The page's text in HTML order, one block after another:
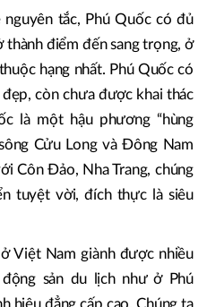
và cơ hội của Phú Quốc trở
đầu Việt Nam, thậm chí,
nguyên tắc, Phú Quốc có đủ
thành điểm đến sang trọng, ở
hạng nhất. Phú Quốc có
còn chưa được khai thác
Cửu Long và Đông Nam
Côn Đảo, Nha Trang, chúng